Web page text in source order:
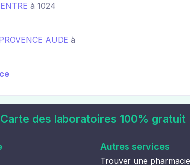
à 1024
AUDE à
Carte des laboratoires 100% gratuit
Autres services
Trouver une pharmacie